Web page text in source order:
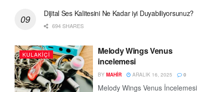
Dijital Ses Kalitesini Ne Kadar iyi Duyabiliyorsunuz?
694 SHARES
KULAKIÇI
Melody Wings Venus
incelemesi
BY MAHIR ARALIK 16, 2025 0
Melody Wings Venus İncelemesi